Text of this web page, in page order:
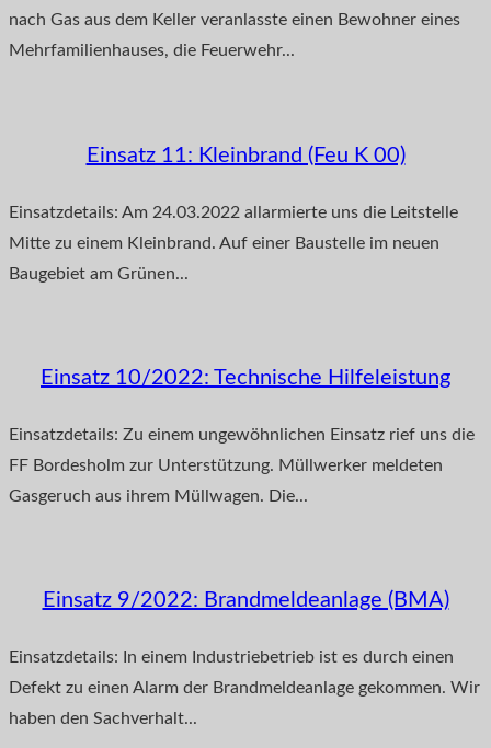
nach Gas aus dem Keller veranlasste einen Bewohner eines
Mehrfamilienhauses, die Feuerwehr...
Einsatz 11: Kleinbrand (Feu K 00)
Einsatzdetails: Am 24.03.2022 allarmierte uns die Leitstelle
Mitte zu einem Kleinbrand. Auf einer Baustelle im neuen
Baugebiet am Grünen...
Einsatz 10/2022: Technische Hilfeleistung
Einsatzdetails: Zu einem ungewöhnlichen Einsatz rief uns die
FF Bordesholm zur Unterstützung. Müllwerker meldeten
Gasgeruch aus ihrem Müllwagen. Die...
Einsatz 9/2022: Brandmeldeanlage (BMA)
Einsatzdetails: In einem Industriebetrieb ist es durch einen
Defekt zu einen Alarm der Brandmeldeanlage gekommen. Wir
haben den Sachverhalt...